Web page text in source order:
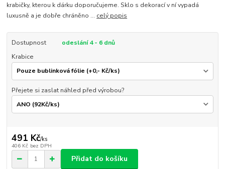
krabičky, kterou k dárku doporučujeme. Sklo s dekorací v ní vypadá
luxusně a je dobře chráněno ... celý popis
Dostupnost
odeslání 4 - 6 dnů
Krabice
Přejete si zaslat náhled před výrobou?
491 Kč/ks
406 Kč bez DPH
Přidat do košíku